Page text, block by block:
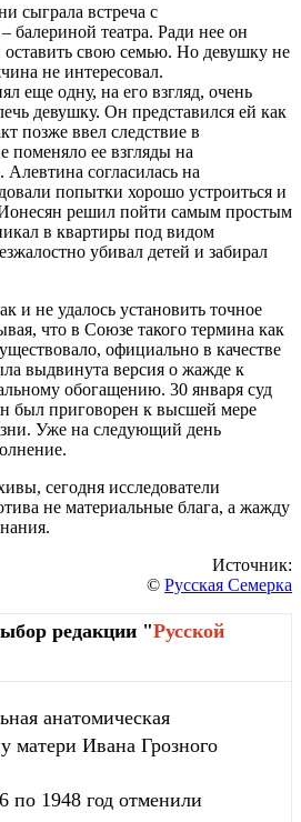
сыграла встреча с
– балериной театра. Ради нее он
оставить свою семью. Но девушку не
не интересовал.
еще одну, на его взгляд, очень
девушку. Он представился ей как
позже ввел следствие в
поменяло ее взгляды на
согласилась на
попытки хорошо устроиться и
решил пойти самым простым
в квартиры под видом
убивал детей и забирал
и не удалось установить точное
что в Союзе такого термина как
официально в качестве
выдвинута версия о жажде к
обогащению. 30 января суд
был приговорен к высшей мере
Уже на следующий день
сегодня исследователи
не материальные блага, а жажду
Источник:
© Русская Семерка
редакции "Русской
анатомическая
матери Ивана Грозного
по 1948 год отменили